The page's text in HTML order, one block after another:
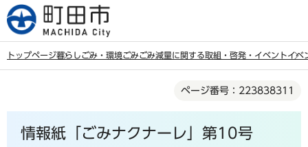
こ
の
トップページ暮らしごみ・環境ごみごみ減量に関する取組・啓発・イベントイベ
ページ番号：223838311
情報紙「ごみナクナーレ」第10号